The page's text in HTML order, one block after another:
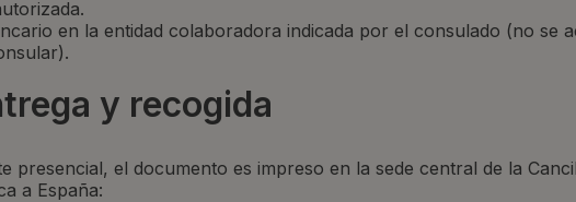
en la entidad colaboradora indicada por el consulado (no se
y recogida
presencial, el documento es impreso en la sede central de la
a España: